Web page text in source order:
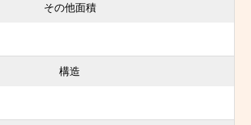
その他面積
構造